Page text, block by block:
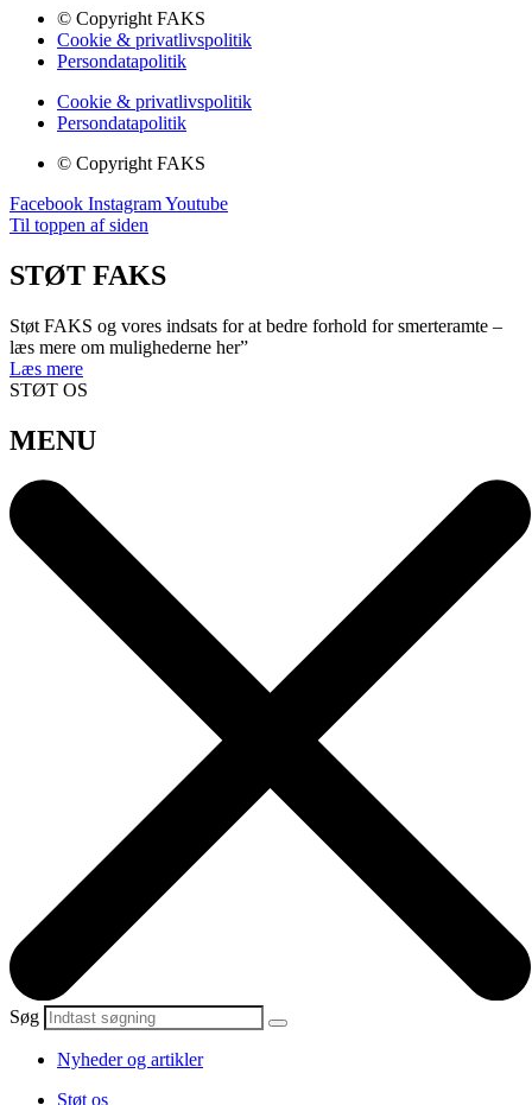
© Copyright FAKS
Cookie & privatlivspolitik
Persondatapolitik
Cookie & privatlivspolitik
Persondatapolitik
© Copyright FAKS
Facebook InstagramYoutube
Til toppen af siden
STØT FAKS
Støt FAKS og vores indsats for at bedre forhold for smerteramte –
læs mere om mulighederne her”
Læs mere
STØT OS
MENU
Søg
Nyheder og artikler
Støt os